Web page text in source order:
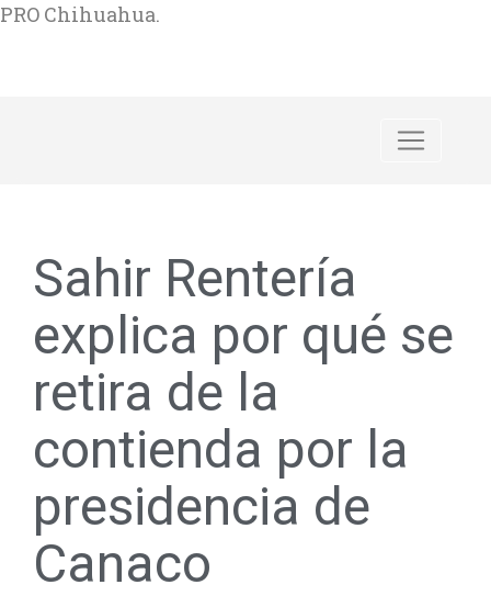
PRO Chihuahua.
Sahir Rentería
explica por qué se
retira de la
contienda por la
presidencia de
Canaco